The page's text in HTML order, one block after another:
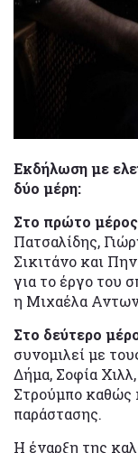
Εκδήλωση με
δύο μέρη:
Στο πρώτο
Πατσαλίδης,
Σικιτάνο και
για το έργο του
η Μιχαέλα
Στο δεύτερο
συνομιλεί με
Δήμα, Σοφία
Στρούμπο καθώς
παράστασης.
Η έναρξη της